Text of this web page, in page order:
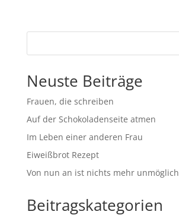
Neuste Beiträge
Frauen, die schreiben
Auf der Schokoladenseite atmen
Im Leben einer anderen Frau
Eiweißbrot Rezept
Von nun an ist nichts mehr unmöglich
Beitragskategorien